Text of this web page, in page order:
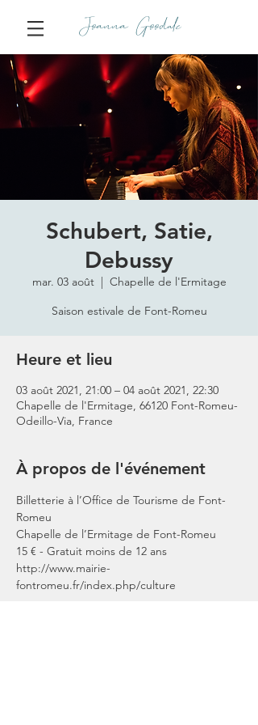
Joanna Goodale
Schubert, Satie,
Debussy
mar. 03 août
  |
Chapelle de l'Ermitage
Saison estivale de Font-Romeu
Heure et lieu
03 août 2021, 21:00 – 04 août 2021, 22:30
Chapelle de l'Ermitage, 66120 Font-Romeu-
Odeillo-Via, France
À propos de l'événement
Billetterie à l’Office de Tourisme de Font-
Romeu
Chapelle de l’Ermitage de Font-Romeu
15 € - Gratuit moins de 12 ans
http://www.mairie-
fontromeu.fr/index.php/culture